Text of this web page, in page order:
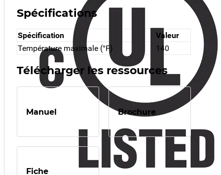
Spécifications
Spécification
Valeur
Température maximale (°F)
140
Télécharger les ressources
Manuel Brochure
Fiche